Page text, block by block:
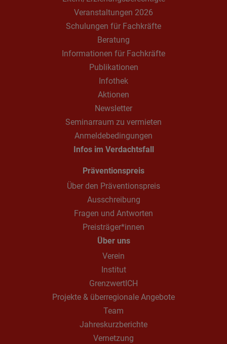
Veranstaltungen 2026
Schulungen für Fachkräfte
Beratung
Informationen für Fachkräfte
Publikationen
Infothek
Aktionen
Newsletter
Seminarraum zu vermieten
Anmeldebedingungen
Infos im Verdachtsfall
Präventionspreis
Über den Präventionspreis
Ausschreibung
Fragen und Antworten
Preisträger*innen
Über uns
Verein
Institut
GrenzwertICH
Projekte & überregionale Angebote
Team
Jahreskurzberichte
Vernetzung